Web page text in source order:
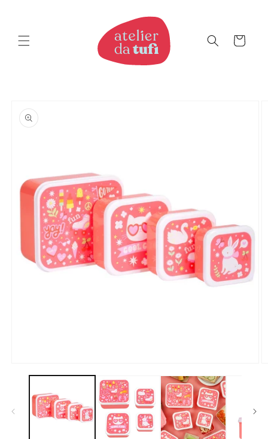
Carrinho
para a
informação
do produto
conteúdo
modal